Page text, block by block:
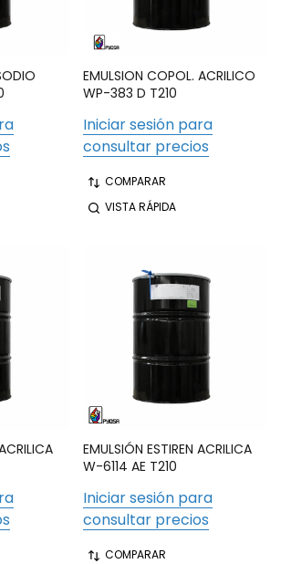
EMULSION COPOL. ACRILICO
WP-383 D T210
Iniciar sesión para
consultar precios
COMPARAR
VISTA RÁPIDA
EMULSIÓN ESTIREN ACRILICA
W-6114 AE T210
Iniciar sesión para
consultar precios
COMPARAR